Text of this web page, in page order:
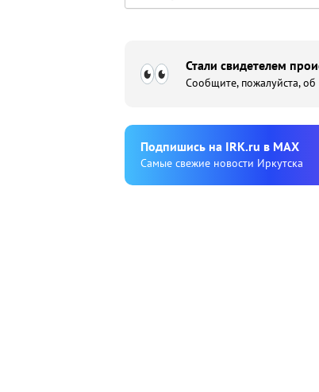
Стали свидетелем
Сообщите, пожалуйста,
Подпишиcь на IRK.ru в MAX
Cамые свежие новости Иркутска